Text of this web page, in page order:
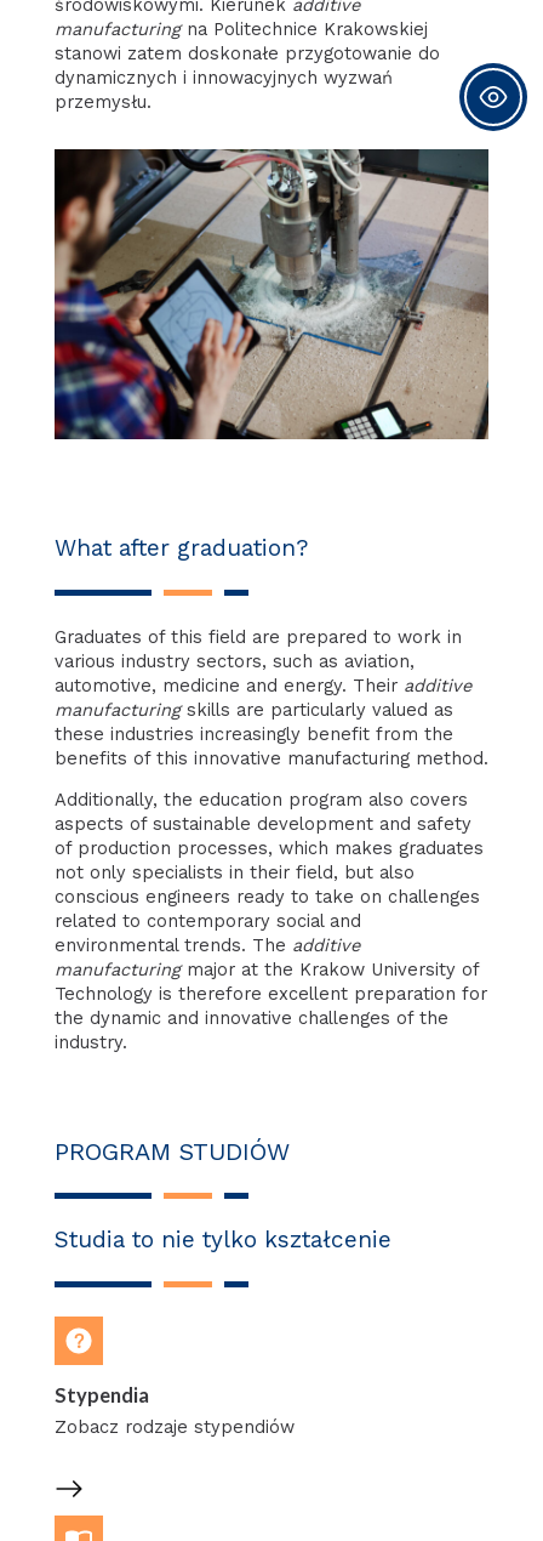
środowiskowymi. Kierunek additive
manufacturingna Politechnice Krakowskiej
stanowi zatem doskonałe przygotowanie do
dynamicznych i innowacyjnych wyzwań
przemysłu.
What after graduation?
Graduates of this field are prepared to work in
various industry sectors, such as aviation,
automotive, medicine and energy. Their additive
manufacturingskills are particularly valued as
these industries increasingly benefit from the
benefits of this innovative manufacturing method.
Additionally, the education program also covers
aspects of sustainable development and safety
of production processes, which makes graduates
not only specialists in their field, but also
conscious engineers ready to take on challenges
related to contemporary social and
environmental trends. The additive
manufacturingmajor at the Krakow University of
Technology is therefore excellent preparation for
the dynamic and innovative challenges of the
industry.
PROGRAM STUDIÓW
Studia to nie tylko kształcenie
Stypendia
Zobacz rodzaje stypendiów